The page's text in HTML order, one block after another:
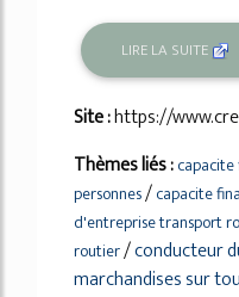
LIRE LA SUITE
Site :https://
Thèmes liés :
personnes/capacite
d'entreprise transport
routier/conducteur
marchandises sur